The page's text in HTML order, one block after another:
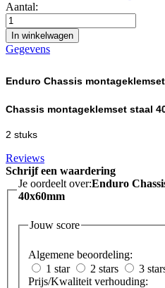
Aantal:
In winkelwagen
Gegevens
Enduro Chassis
Chassis montageklemset staal
2 stuks
Reviews
Schrijf een waardering
Je oordeelt over:Enduro
40x60mm
Jouw score
Algemene beoordeling:
1 star
2 stars 3
Prijs/Kwaliteit verhouding: